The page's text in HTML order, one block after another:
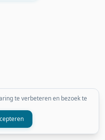
te verbeteren en bezoek te